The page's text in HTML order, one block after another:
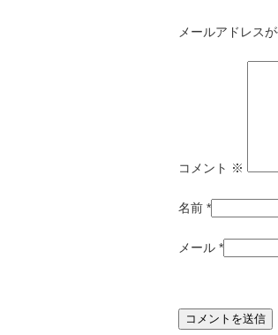
メールアドレス
コメント ※
名前 *
メール *